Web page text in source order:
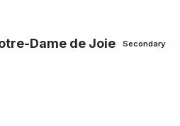
Dame de Joie Secondary